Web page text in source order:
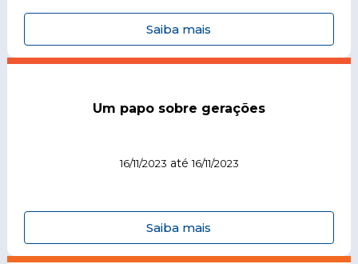
Saiba mais
Um papo sobre gerações
16/11/2023 até16/11/2023
Saiba mais